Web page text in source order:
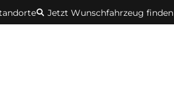
Jetzt Wunschfahrzeug finden